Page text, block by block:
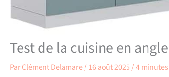
Test de la cuisine en
ParClément Delamare/ 16 août 2025/4